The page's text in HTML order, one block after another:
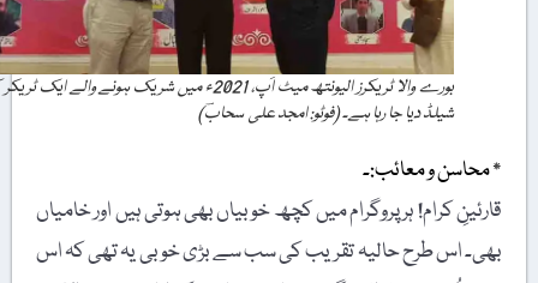
بورے والا ٹریکرز الیونتھ میٹ اَپ، 2021ء میں شریک ہونے والے ایک ٹریکر کو
شیلڈ دیا جا رہا ہے۔ (فوٹو: امجد علی سحابؔ)
٭ محاسن و معائب:۔
قارئینِ کرام! ہر پروگرام میں کچھ خوبیاں بھی ہوتی ہیں اور خامیاں
بھی۔ اس طرح حالیہ تقریب کی سب سے بڑی خوبی یہ تھی کہ اس